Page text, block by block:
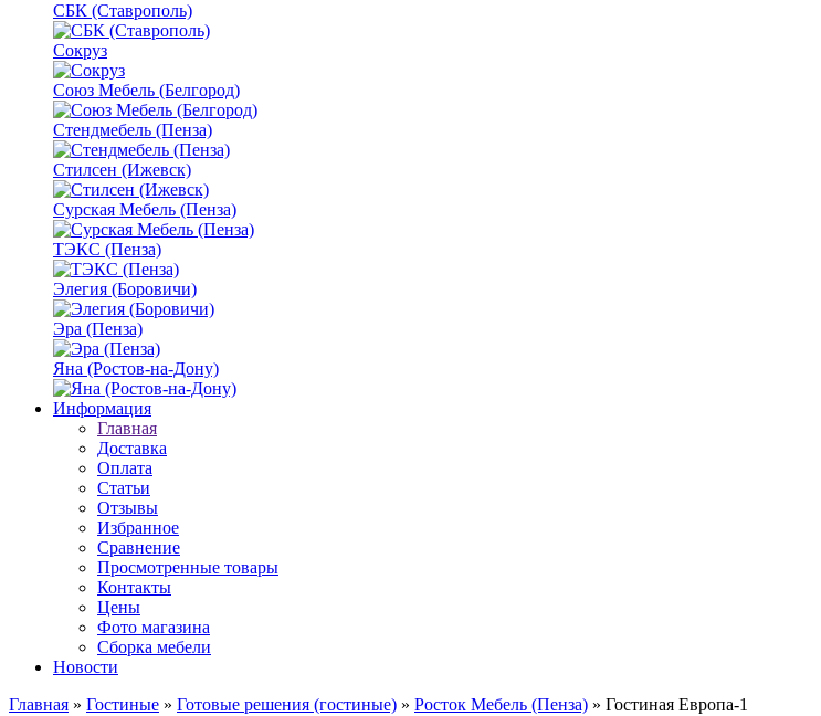
СБК (Ставрополь)
Сокруз
Союз Мебель (Белгород)
Стендмебель (Пенза)
Стилсен (Ижевск)
Сурская Мебель (Пенза)
ТЭКС (Пенза)
Элегия (Боровичи)
Эра (Пенза)
Яна (Ростов-на-Дону)
Информация
Главная
Доставка
Оплата
Статьи
Отзывы
Избранное
Сравнение
Просмотренные товары
Контакты
Цены
Фото магазина
Сборка мебели
Новости
Главная » Гостиные » Готовые решения (гостиные) » Росток Мебель (Пенза) » Гостиная Европа-1